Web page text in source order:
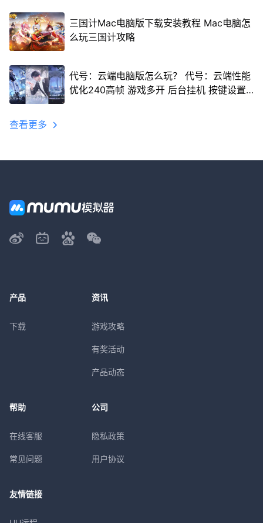
三国计Mac电脑版下载安装教程 Mac电脑怎
么玩三国计攻略
代号：云端电脑版怎么玩？ 代号：云端性能
优化240高帧 游戏多开 后台挂机 按键设置
查看更多
产品
下载
资讯
游戏攻略
有奖活动
产品动态
帮助
在线客服
常见问题
公司
隐私政策
用户协议
友情链接